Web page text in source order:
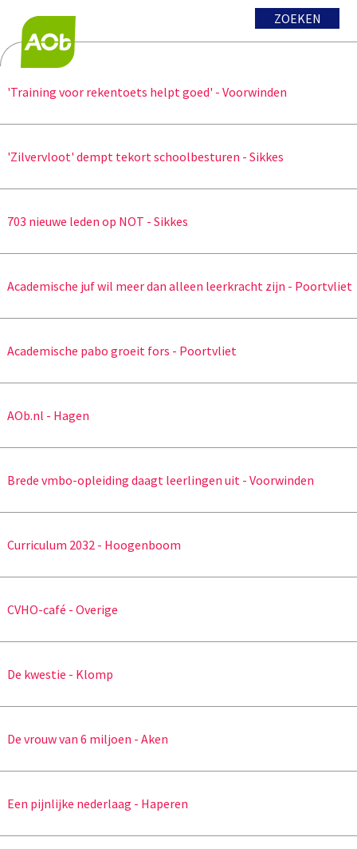
ZOEKEN
'Training voor rekentoets helpt goed' - Voorwinden
'Zilvervloot' dempt tekort schoolbesturen - Sikkes
703 nieuwe leden op NOT - Sikkes
Academische juf wil meer dan alleen leerkracht zijn - Poortvliet
Academische pabo groeit fors - Poortvliet
AOb.nl - Hagen
Brede vmbo-opleiding daagt leerlingen uit - Voorwinden
Curriculum 2032 - Hoogenboom
CVHO-café - Overige
De kwestie - Klomp
De vrouw van 6 miljoen - Aken
Een pijnlijke nederlaag - Haperen